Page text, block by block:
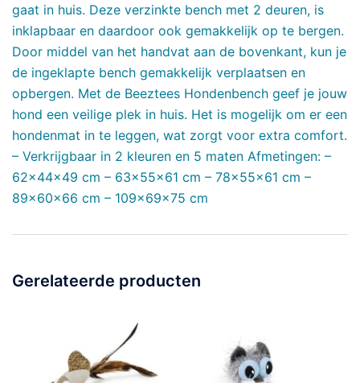
gaat in huis. Deze verzinkte bench met 2 deuren, is
inklapbaar en daardoor ook gemakkelijk op te bergen.
Door middel van het handvat aan de bovenkant, kun je
de ingeklapte bench gemakkelijk verplaatsen en
opbergen. Met de Beeztees Hondenbench geef je jouw
hond een veilige plek in huis. Het is mogelijk om er een
hondenmat in te leggen, wat zorgt voor extra comfort.
– Verkrijgbaar in 2 kleuren en 5 maten Afmetingen: –
62x44x49 cm – 63x55x61 cm – 78x55x61 cm –
89x60x66 cm – 109x69x75 cm
Gerelateerde producten